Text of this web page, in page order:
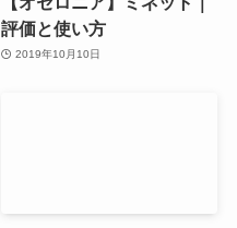
評価と使い方
2019年10月10日